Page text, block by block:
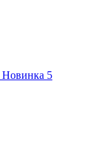
Новинка 5